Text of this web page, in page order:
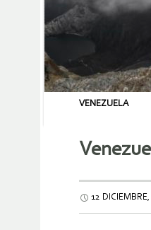
VENEZUELA
12